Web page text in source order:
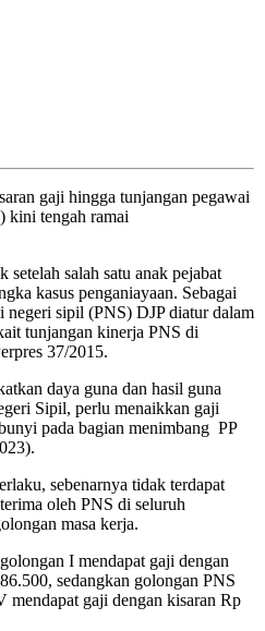
gaji hingga tunjangan pegawai
kini tengah ramai
salah satu anak pejabat
kasus penganiayaan. Sebagai
negeri sipil (PNS) DJP diatur dalam
tunjangan kinerja PNS di
37/2015.
daya guna dan hasil guna
Sipil, perlu menaikkan gaji
pada bagian menimbang PP
sebenarnya tidak terdapat
oleh PNS di seluruh
masa kerja.
I mendapat gaji dengan
sedangkan golongan PNS
gaji dengan kisaran Rp